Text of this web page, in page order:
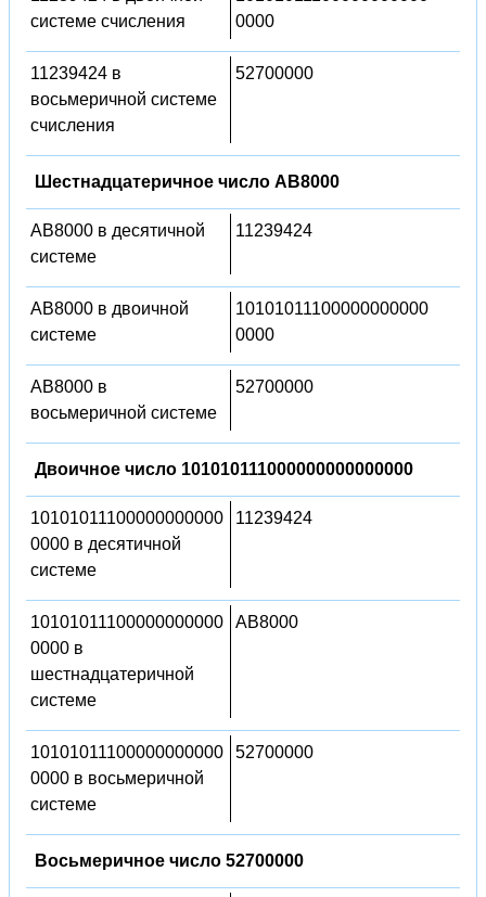
системе счисления
0000
11239424 в
восьмеричной системе
счисления
52700000
Шестнадцатеричное число AB8000
AB8000 в десятичной
системе
11239424
AB8000 в двоичной
системе
10101011100000000000
0000
AB8000 в
восьмеричной системе
52700000
Двоичное число 101010111000000000000000
10101011100000000000
0000 в десятичной
системе
11239424
10101011100000000000
0000 в
шестнадцатеричной
системе
AB8000
10101011100000000000
0000 в восьмеричной
системе
52700000
Восьмеричное число 52700000